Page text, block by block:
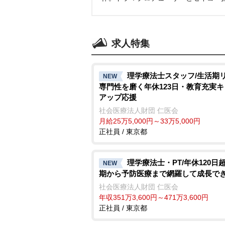
求人特集
NEW
理学療法士スタッフ/生活期
専門性を磨く年休123日・教育充実
アップ応援
社会医療法人財団 仁医会
月給25万5,000円～33万5,000円
正社員 / 東京都
NEW
理学療法士・PT/年休120日
期から予防医療まで網羅して成長で
社会医療法人財団 仁医会
年収351万3,600円～471万3,600円
正社員 / 東京都